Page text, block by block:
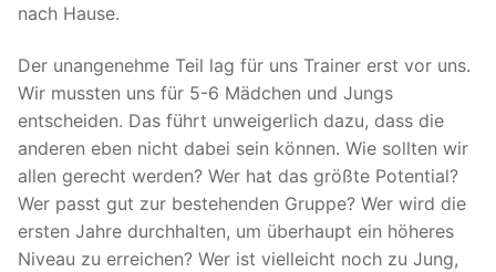
nach Hause.
Der unangenehme Teil lag für uns Trainer erst vor uns.
Wir mussten uns für 5-6 Mädchen und Jungs
entscheiden. Das führt unweigerlich dazu, dass die
anderen eben nicht dabei sein können. Wie sollten wir
allen gerecht werden? Wer hat das größte Potential?
Wer passt gut zur bestehenden Gruppe? Wer wird die
ersten Jahre durchhalten, um überhaupt ein höheres
Niveau zu erreichen? Wer ist vielleicht noch zu Jung,